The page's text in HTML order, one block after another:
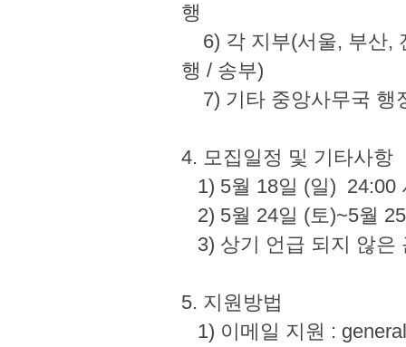
행
6) 각 지부(서울, 부산,
행 / 송부)
7) 기타 중앙사무
4. 모집일정 및 기
1) 5월 18일 (일)
2) 5월 24일 (토)~5
3) 상기 언급 되지
5. 지원방법
1) 이메일 지원 :